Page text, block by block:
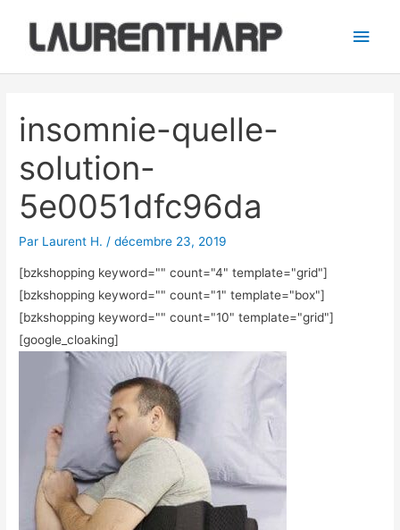
contenu
insomnie-quelle-
solution-
5e0051dfc96da
Par Laurent H. /décembre 23, 2019
[bzkshopping keyword="" count="4" template="grid"]
[bzkshopping keyword="" count="1" template="box"]
[bzkshopping keyword="" count="10" template="grid"]
[google_cloaking]
articles